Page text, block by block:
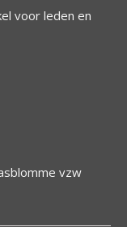
voor leden en
vzw